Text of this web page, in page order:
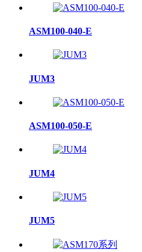
ASM100-040-E
JUM3
ASM100-050-E
JUM4
JUM5